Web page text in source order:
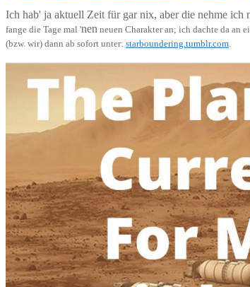
Ich hab' ja aktuell Zeit für gar nix, aber die nehme
fange die Tage mal 'nen neuen Charakter an; ich dachte da an
(bzw. wir) dann ab sofort unter: starboundering.tumblr.com.